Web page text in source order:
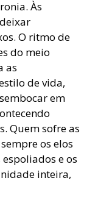
Às
O ritmo de
do meio
as
de vida,
em
Quem sofre as
os elos
e os
inteira,